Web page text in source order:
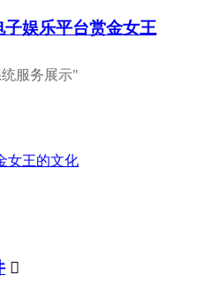
娱乐平台赏金女王
女王的文化
服务展示"
